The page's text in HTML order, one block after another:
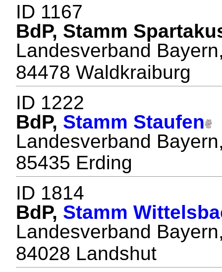
ID 1167
BdP, Stamm
Landesverband
84478 Waldkraiburg
ID 1222
BdP, Stamm Staufen
Landesverband
85435 Erding
ID 1814
BdP, Stamm
Landesverband
84028 Landshut